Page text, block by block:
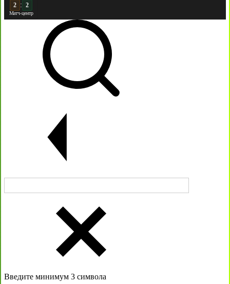
3 : 2
Матч-центр
Введите минимум 3 символа